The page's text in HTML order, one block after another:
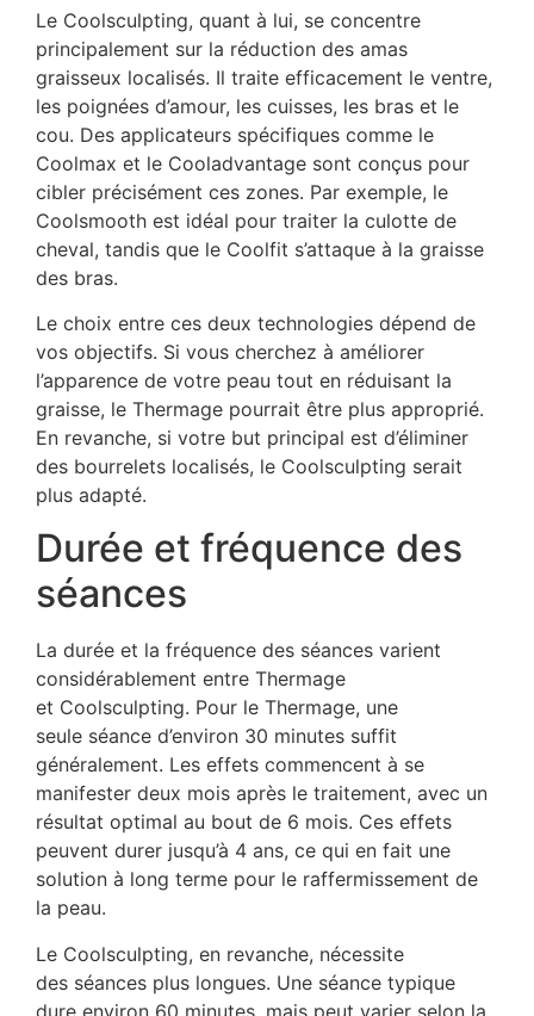
Le Coolsculpting, quant à lui, se concentre
principalement sur la réduction des amas
graisseux localisés. Il traite efficacement le ventre,
les poignées d’amour, les cuisses, les bras et le
cou. Des applicateurs spécifiques comme le
Coolmax et le Cooladvantage sont conçus pour
cibler précisément ces zones. Par exemple, le
Coolsmooth est idéal pour traiter la culotte de
cheval, tandis que le Coolfit s’attaque à la graisse
des bras.
Le choix entre ces deux technologies dépend de
vos objectifs. Si vous cherchez à améliorer
l’apparence de votre peau tout en réduisant la
graisse, le Thermage pourrait être plus approprié.
En revanche, si votre but principal est d’éliminer
des bourrelets localisés, le Coolsculpting serait
plus adapté.
Durée et fréquence des
séances
La durée et la fréquence des séances varient
considérablement entre Thermage
et Coolsculpting. Pour le Thermage, une
seule séance d’environ 30 minutes suffit
généralement. Les effets commencent à se
manifester deux mois après le traitement, avec un
résultat optimal au bout de 6 mois. Ces effets
peuvent durer jusqu’à 4 ans, ce qui en fait une
solution à long terme pour le raffermissement de
la peau.
Le Coolsculpting, en revanche, nécessite
des séances plus longues. Une séance typique
dure environ 60 minutes, mais peut varier selon la